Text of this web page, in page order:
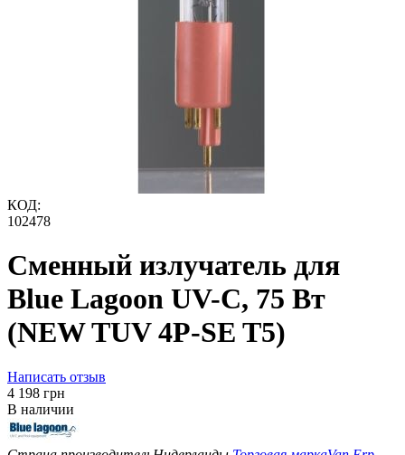
КОД:
102478
Сменный излучатель для
Blue Lagoon UV-C, 75 Вт
(NEW TUV 4P-SE T5)
Написать отзыв
‍4 198‍ грн
В наличии